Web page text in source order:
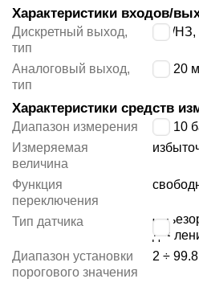
Характеристики входов/
Дискретный выход,
тип
НО/НЗ,
Аналоговый выход,
тип
4 ÷ 20
Характеристики средств
Диапазон измерения
0 ÷ 10
Измеряемая
величина
Функция
переключения
Тип датчика
с
Диапазон установки
порогового значения
2 ÷